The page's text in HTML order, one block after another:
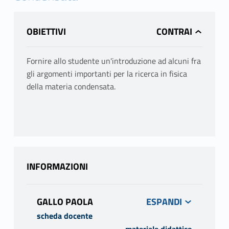
OBIETTIVI
Fornire allo studente un'introduzione ad alcuni fra
gli argomenti importanti per la ricerca in fisica
della materia condensata.
INFORMAZIONI
GALLO PAOLA
scheda docente